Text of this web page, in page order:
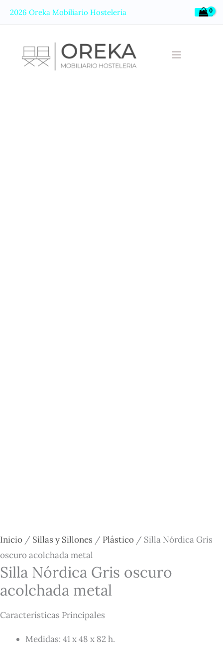
2026 Oreka Mobiliario Hostelería
Inicio / Sillas y Sillones / Plástico / Silla Nórdica Gris
oscuro acolchada metal
Silla Nórdica Gris oscuro
acolchada metal
Características Principales
Medidas: 41 x 48 x 82 h.